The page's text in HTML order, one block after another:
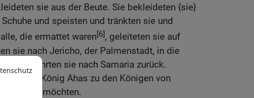
sie aus der Beute. Sie bekleideten {sie}
und speisten und tränkten sie und
die ermattet waren[6], geleiteten sie auf
sie nach Jericho, der Palmenstadt, in die
Dann kehrten sie nach Samaria zurück.
der König Ahas zu den Königen von
helfen möchten.